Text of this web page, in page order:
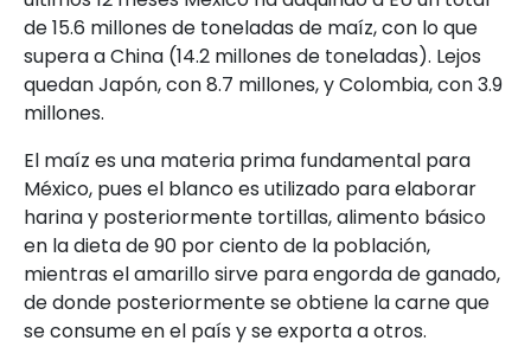
de 15.6 millones de toneladas de maíz, con lo que
supera a China (14.2 millones de toneladas). Lejos
quedan Japón, con 8.7 millones, y Colombia, con 3.9
millones.
El maíz es una materia prima fundamental para
México, pues el blanco es utilizado para elaborar
harina y posteriormente tortillas, alimento básico
en la dieta de 90 por ciento de la población,
mientras el amarillo sirve para engorda de ganado,
de donde posteriormente se obtiene la carne que
se consume en el país y se exporta a otros.